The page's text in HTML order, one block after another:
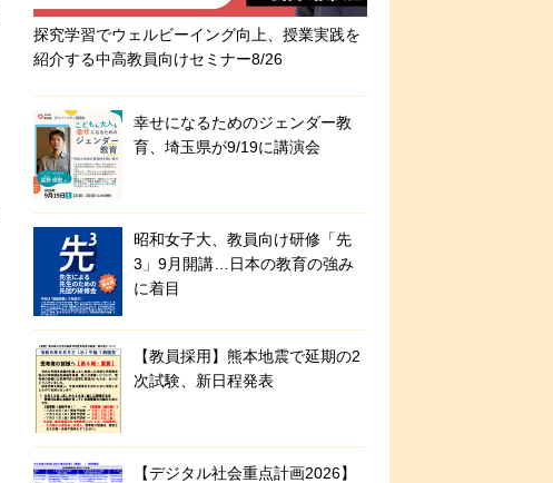
探究学習でウェルビーイング向上、授業実践を
紹介する中高教員向けセミナー8/26
幸せになるためのジェンダー教
育、埼玉県が9/19に講演会
昭和女子大、教員向け研修「先
3」9月開講…日本の教育の強み
に着目
【教員採用】熊本地震で延期の2
次試験、新日程発表
【デジタル社会重点計画2026】